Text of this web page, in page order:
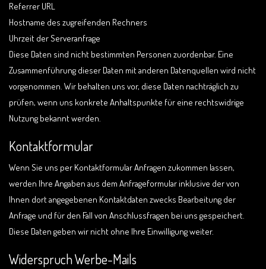
Referrer URL
Hostname des zugreifenden Rechners
Uhrzeit der Serveranfrage
Diese Daten sind nicht bestimmten Personen zuordenbar. Eine
Zusammenführung dieser Daten mit anderen Datenquellen wird nicht
vorgenommen. Wir behalten uns vor, diese Daten nachträglich zu
prüfen, wenn uns konkrete Anhaltspunkte für eine rechtswidrige
Nutzung bekannt werden.
Kontaktformular
Wenn Sie uns per Kontaktformular Anfragen zukommen lassen,
werden Ihre Angaben aus dem Anfrageformular inklusive der von
Ihnen dort angegebenen Kontaktdaten zwecks Bearbeitung der
Anfrage und für den Fall von Anschlussfragen bei uns gespeichert.
Diese Daten geben wir nicht ohne Ihre Einwilligung weiter.
Widerspruch Werbe-Mails